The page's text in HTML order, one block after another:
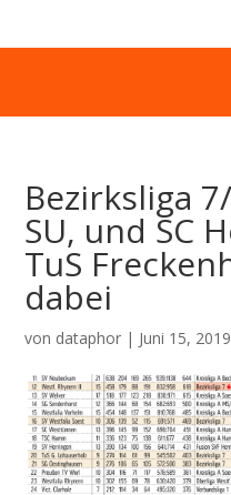
Bezirksliga
SU, und SC
TuS
dabei
von dataphor | Juni 15, 2019